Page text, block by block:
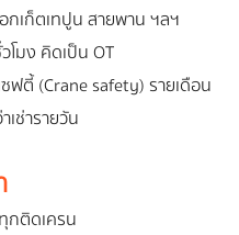
กเก็ตเทปูน สายพาน ฯลฯ
โมง คิดเป็น OT
ฟตี้ (Crane safety) รายเดือน
ช่ารายวัน
กติดเครน